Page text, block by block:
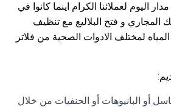
اليوم لعملائنا الكرام اينما كانوا في
المجاري و فتح البلاليع مع تنظيف
لمختلف الادوات الصحية من فلاتر
أو البانيوهات أو الحنفيات من خلال